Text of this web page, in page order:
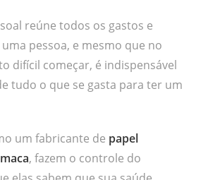
reúne todos os gastos e
pessoa, e mesmo que no
difícil começar, é indispensável
tudo o que se gasta para ter um
um fabricante de papel
, fazem o controle do